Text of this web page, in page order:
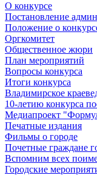
О конкурсе
Постановление
Положение о
Оргкомитет
Общественное жюри
План мероприятий
Вопросы конкурса
Итоги конкурса
Владимирское
10-летию конкурса
Медиапроект
Печатные издания
Фильмы о городе
Почетные граждане
Вспомним всех
Городские